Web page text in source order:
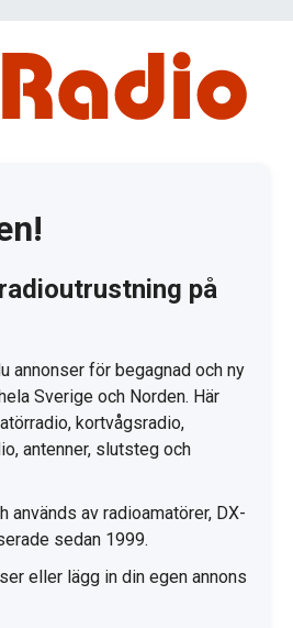
på
annonser för begagnad och ny
Sverige och Norden. Här
kortvågsradio,
antenner, slutsteg och
används av radioamatörer, DX-
sedan 1999.
eller lägg in din egen annons